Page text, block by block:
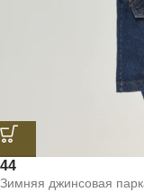
44
Зимняя джинсовая